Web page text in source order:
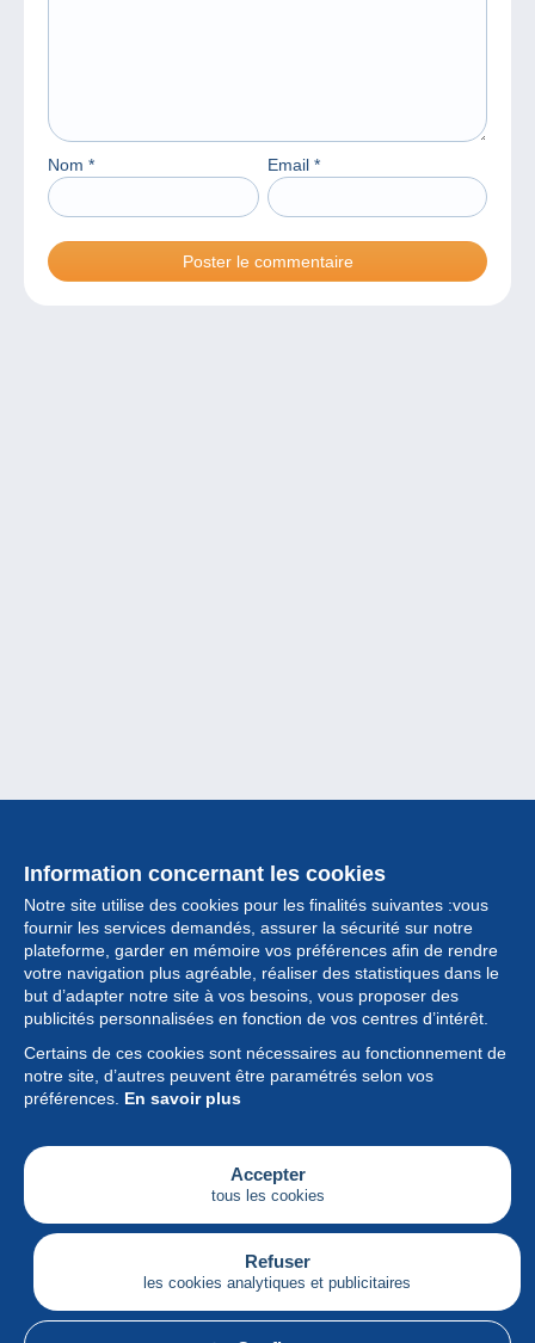
Nom * Email *
Information concernant les cookies
Notre site utilise des cookies pour les finalités suivantes :vous
fournir les services demandés, assurer la sécurité sur notre
plateforme, garder en mémoire vos préférences afin de rendre
votre navigation plus agréable, réaliser des statistiques dans le
but d’adapter notre site à vos besoins, vous proposer des
publicités personnalisées en fonction de vos centres d’intérêt.
Certains de ces cookies sont nécessaires au fonctionnement de
notre site, d’autres peuvent être paramétrés selon vos
préférences. En savoir plus
Accepter
tous les cookies
Refuser
les cookies analytiques et publicitaires
Collection
Actualités
Fonctionnalités
Société
Services
Articles
Français